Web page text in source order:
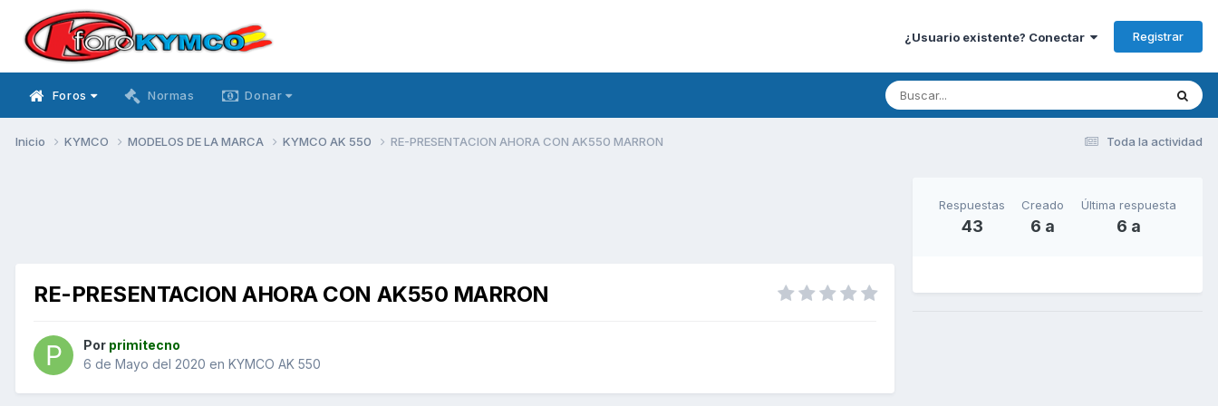
¿Usuario existente? Conectar Registrar
Foros Normas Donar
Toda la actividad
Inicio KYMCO MODELOS DE LA MARCA KYMCO AK 550 RE-PRESENTACION AHORA CON AK550 MARRON
RE-PRESENTACION AHORA CON AK550 MARRON
Por primitecno
6 de Mayo del 2020 en KYMCO AK 550
Respuestas
43
Creado
6 a
Última respuesta
6 a